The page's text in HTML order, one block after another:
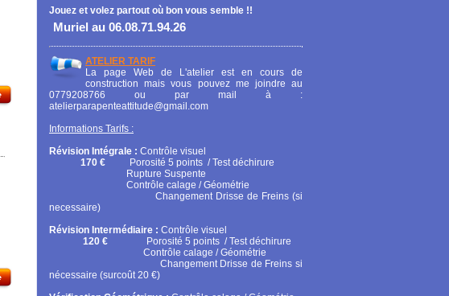
Jouez et volez partout où bon vous semble !!
Muriel au 06.08.71.94.26
ATELIER TARIF
La page Web de L'atelier est en cours de
construction mais vous pouvez me joindre au
0779208766 ou par mail à :
atelierparapenteattitude@gmail.com
Informations Tarifs :
Révision Intégrale : Contrôle visuel
170 € Porosité 5 points / Test déchirure
Rupture Suspente
Contrôle calage / Géométrie
Changement Drisse de Freins (si
necessaire)
Révision Intermédiaire : Contrôle visuel
120 € Porosité 5 points / Test déchirure
Contrôle calage / Géométrie
Changement Drisse de Freins si
nécessaire (surcoût 20 €)